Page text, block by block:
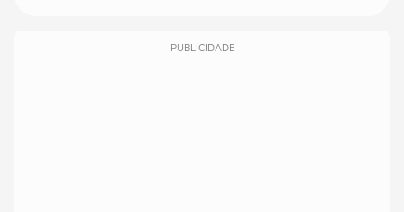
PUBLICIDADE